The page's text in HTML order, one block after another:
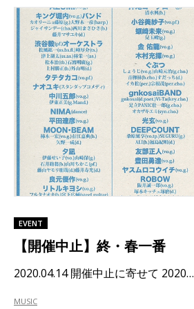
EVENT
【開催中止】終・春一番
2020.04.14 開催中止に寄せて 2020…
MUSIC